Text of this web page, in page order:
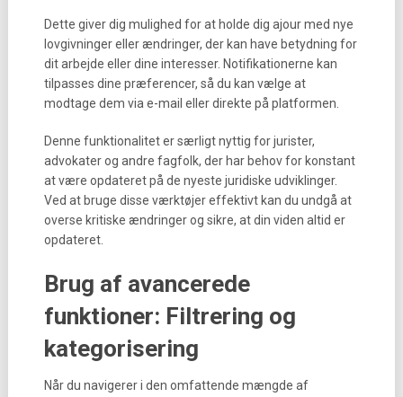
Dette giver dig mulighed for at holde dig ajour med nye
lovgivninger eller ændringer, der kan have betydning for
dit arbejde eller dine interesser. Notifikationerne kan
tilpasses dine præferencer, så du kan vælge at
modtage dem via e-mail eller direkte på platformen.
Denne funktionalitet er særligt nyttig for jurister,
advokater og andre fagfolk, der har behov for konstant
at være opdateret på de nyeste juridiske udviklinger.
Ved at bruge disse værktøjer effektivt kan du undgå at
overse kritiske ændringer og sikre, at din viden altid er
opdateret.
Brug af avancerede
funktioner: Filtrering og
kategorisering
Når du navigerer i den omfattende mængde af